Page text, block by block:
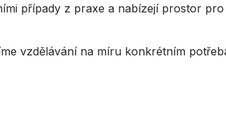
případy z praxe a nabízejí prostor
vzdělávání na míru konkrétním